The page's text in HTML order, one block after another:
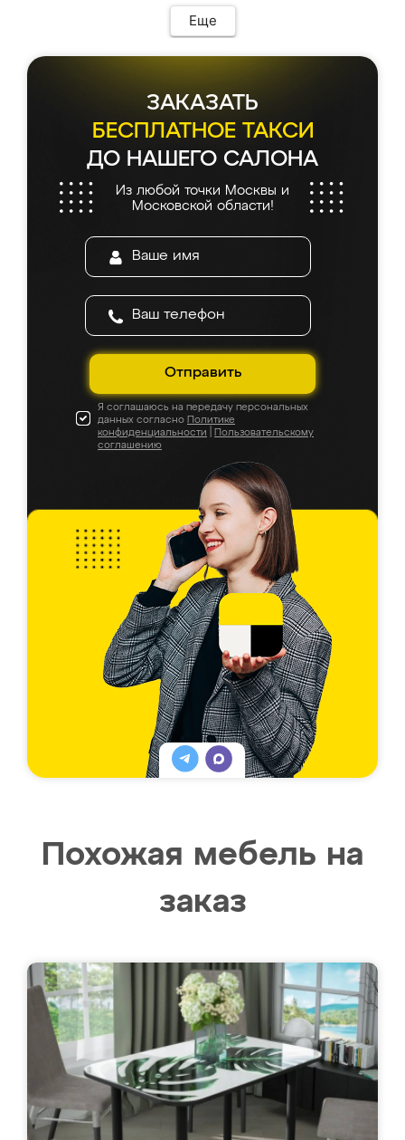
Еще
ЗАКАЗАТЬ
БЕСПЛАТНОЕ ТАКСИ
ДО НАШЕГО САЛОНА
Из любой точки Москвы и
Московской области!
Отправить
Я соглашаюсь на передачу персональных
данных согласно Политике
конфиденциальности
Пользовательскому
соглашению
Похожая мебель на
заказ